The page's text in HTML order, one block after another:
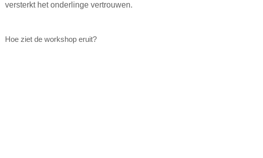
versterkt het onderlinge vertrouwen.
Hoe ziet de workshop eruit?